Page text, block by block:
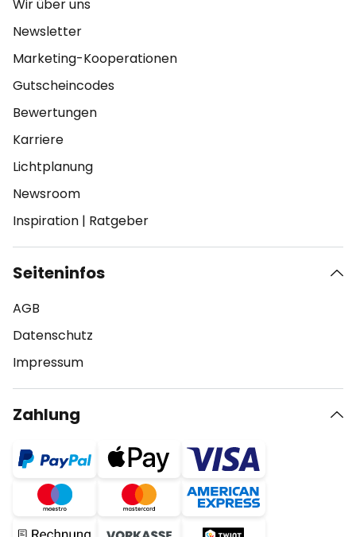
Wir über uns
Newsletter
Marketing-Kooperationen
Gutscheincodes
Bewertungen
Karriere
Lichtplanung
Newsroom
Inspiration | Ratgeber
Seiteninfos
AGB
Datenschutz
Impressum
Zahlung